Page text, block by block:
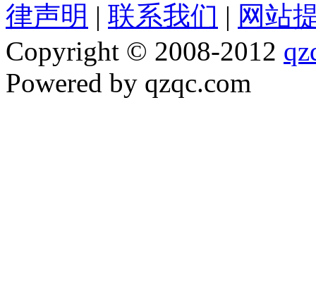
律声明 | 联系我们 | 网站
Copyright © 2008-2012
Powered by qzqc.com